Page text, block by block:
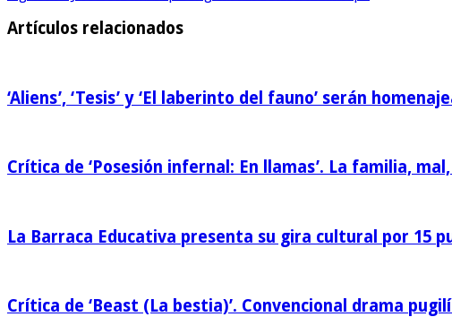
Artículos relacionados
‘Aliens’, ‘Tesis’ y ‘El laberinto del fauno’ serán
Crítica de ‘Posesión infernal: En llamas’. La familia,
La Barraca Educativa presenta su gira cultural por 15
Crítica de ‘Beast (La bestia)’. Convencional drama